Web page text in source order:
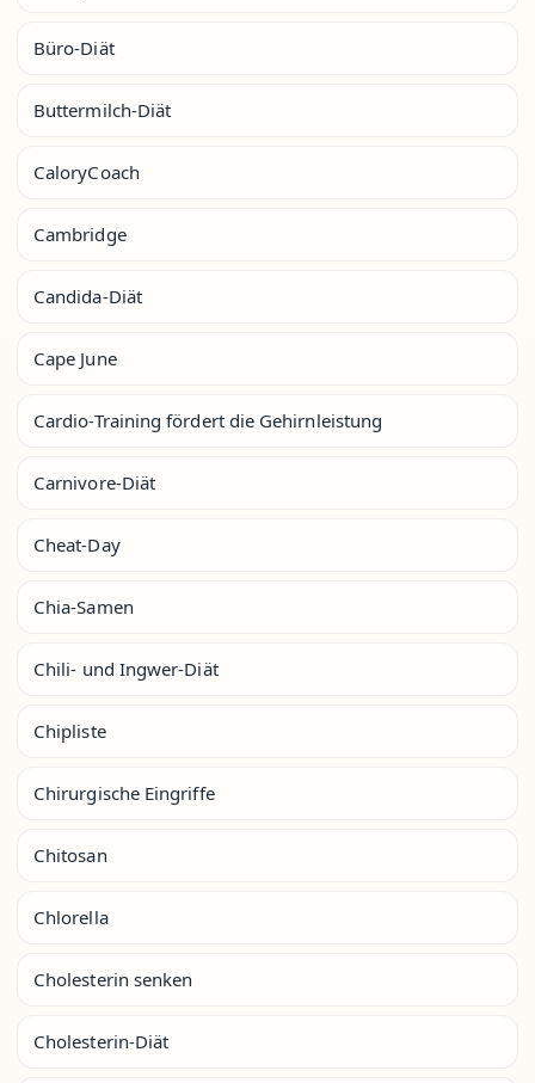
Büro-Diät
Buttermilch-Diät
CaloryCoach
Cambridge
Candida-Diät
Cape June
Cardio-Training fördert die Gehirnleistung
Carnivore-Diät
Cheat-Day
Chia-Samen
Chili- und Ingwer-Diät
Chipliste
Chirurgische Eingriffe
Chitosan
Chlorella
Cholesterin senken
Cholesterin-Diät